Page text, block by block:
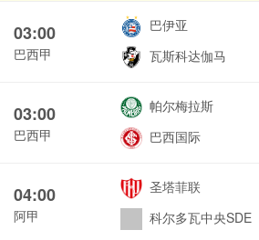
03:00
巴西甲
巴伊亚
瓦斯科达伽马
03:00
巴西甲
帕尔梅拉斯
巴西国际
04:00
阿甲
圣塔菲联
科尔多瓦中央SDE